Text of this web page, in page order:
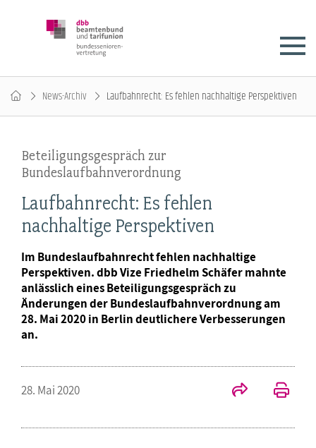
News-Archiv Laufbahnrecht: Es fehlen nachhaltige Perspektiven
Beteiligungsgespräch zur
Bundeslaufbahnverordnung
Laufbahnrecht: Es fehlen
nachhaltige Perspektiven
Im Bundeslaufbahnrecht fehlen nachhaltige
Perspektiven. dbb Vize Friedhelm Schäfer mahnte
anlässlich eines Beteiligungsgespräch zu
Änderungen der Bundeslaufbahnverordnung am
28. Mai 2020 in Berlin deutlichere Verbesserungen
an.
28. Mai 2020